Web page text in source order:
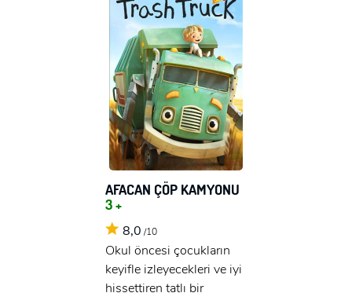
AFACAN ÇÖP KAMYONU
3 +
8,0 /10
Okul öncesi çocukların
keyifle izleyecekleri ve iyi
hissettiren tatlı bir